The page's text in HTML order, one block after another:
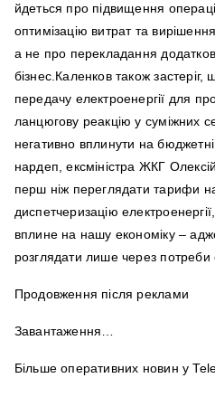
йдеться про підвищення
оптимізацію витрат та
а не про перекладання
бізнес.Каленков також
передачу електроенергії для
ланцюгову реакцію у суміжних
негативно вплинути на
нардеп, ексміністра ЖКГ
перш ніж переглядати тарифи
диспетчеризацію
вплине на нашу економіку –
розглядати лише через потреби
Продовження після реклами
Завантаження…
Більше оперативних новин у